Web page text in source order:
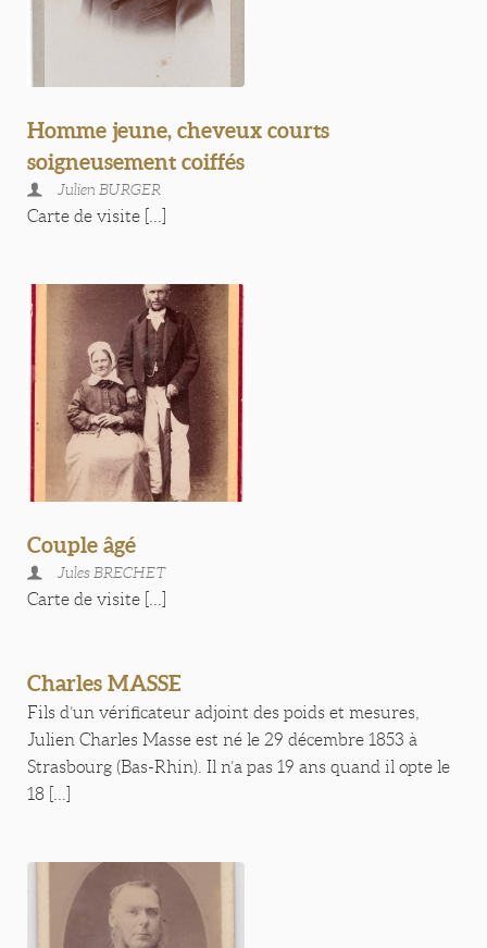
Homme jeune, cheveux courts
soigneusement coiffés
Julien BURGER
Carte de visite [...]
Couple âgé
Jules BRECHET
Carte de visite [...]
Charles MASSE
Fils d’un vérificateur adjoint des poids et mesures,
Julien Charles Masse est né le 29 décembre 1853 à
Strasbourg (Bas-Rhin). Il n’a pas 19 ans quand il opte le
18 [...]